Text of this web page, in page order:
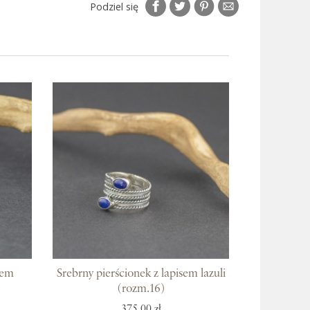
Podziel się
Srebrny pierścionek z lapisem lazuli
(rozm.16)